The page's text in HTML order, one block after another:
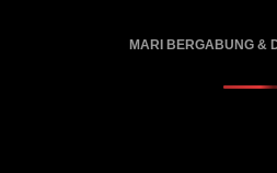
MARI BERGABUNG &